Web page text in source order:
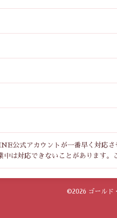
公式アカウントが一番早く対応さ
は対応できないことがあります。
©2026 ゴールド